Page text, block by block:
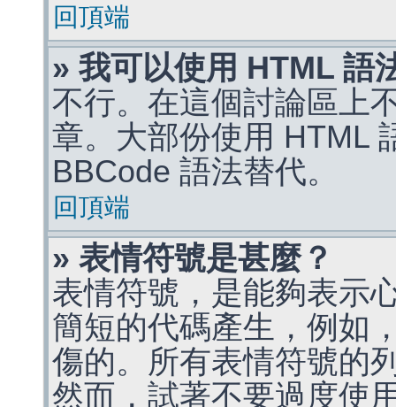
回頂端
» 我可以使用 HTML 語
不行。在這個討論區上
章。大部份使用 HTML
BBCode 語法替代。
回頂端
» 表情符號是甚麼？
表情符號，是能夠表示
簡短的代碼產生，例如
傷的。所有表情符號的
然而，試著不要過度使